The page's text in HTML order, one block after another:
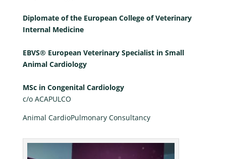
Diplomate of the European College of Veterinary
Internal Medicine
EBVS® European Veterinary Specialist in Small
Animal Cardiology
MSc in Congenital Cardiology
c/o ACAPULCO
Animal CardioPulmonary Consultancy